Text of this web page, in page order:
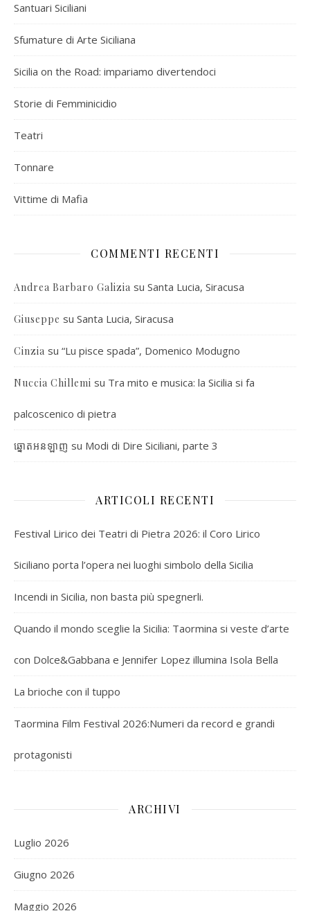
Santuari Siciliani
Sfumature di Arte Siciliana
Sicilia on the Road: impariamo divertendoci
Storie di Femminicidio
Teatri
Tonnare
Vittime di Mafia
COMMENTI RECENTI
Andrea Barbaro Galizia su Santa Lucia, Siracusa
Giuseppe su Santa Lucia, Siracusa
Cinzia su “Lu pisce spada”, Domenico Modugno
Nuccia Chillemi su Tra mito e musica: la Sicilia si fa
palcoscenico di pietra
ឆ្នោតអនឡាញ su Modi di Dire Siciliani, parte 3
ARTICOLI RECENTI
Festival Lirico dei Teatri di Pietra 2026: il Coro Lirico
Siciliano porta l’opera nei luoghi simbolo della Sicilia
Incendi in Sicilia, non basta più spegnerli.
Quando il mondo sceglie la Sicilia: Taormina si veste d’arte
con Dolce&Gabbana e Jennifer Lopez illumina Isola Bella
La brioche con il tuppo
Taormina Film Festival 2026:Numeri da record e grandi
protagonisti
ARCHIVI
Luglio 2026
Giugno 2026
Maggio 2026